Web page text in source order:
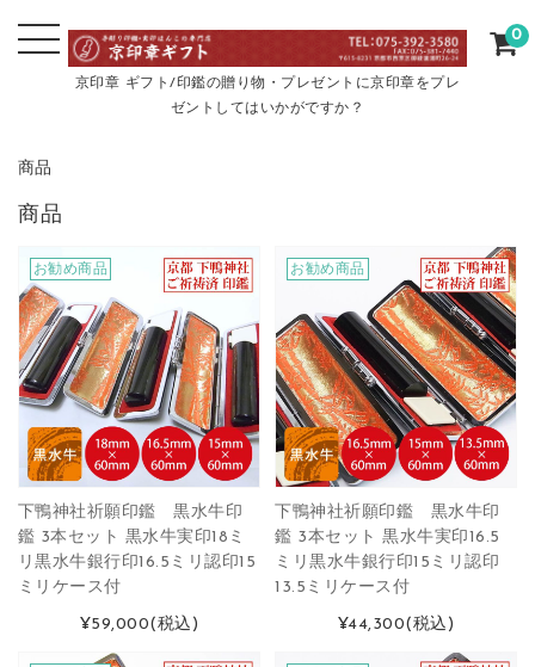
京印章 ギフト/印鑑の贈り物・プレゼントに京印章をプレ
ゼントしてはいかがですか？
0
商品
商品
お勧め商品
下鴨神社祈願印鑑 黒水牛印
鑑 3本セット 黒水牛実印18ミ
リ黒水牛銀行印16.5ミリ認印15
ミリケース付
¥59,000(税込)
お勧め商品
下鴨神社祈願印鑑 黒水牛印
鑑 3本セット 黒水牛実印16.5
ミリ黒水牛銀行印15ミリ認印
13.5ミリケース付
¥44,300(税込)